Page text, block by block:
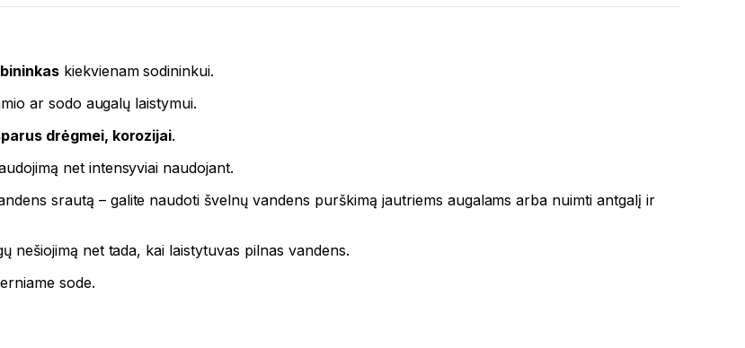
kiekvienam sodininkui.
ar sodo augalų laistymui.
drėgmei, korozijai.
net intensyviai naudojant.
srautą – galite naudoti švelnų vandens purškimą jautriems augalams arba nuimti antgalį ir
nešiojimą net tada, kai laistytuvas pilnas vandens.
sode.